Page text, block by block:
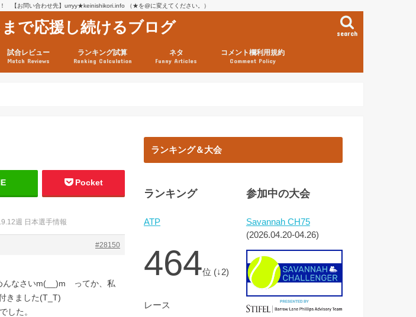
【お問い合わせ先】urryy★keinishikori.info （★を@に変えてください。）
で応援し続けるブログ search
試合レビュー
Match Reviews
ランキング試算
Ranking Calculation
ネタ
Funny Articles
コメント欄利用規約
Comment Policy
Pocket
週 日本選手情報
#28150
んなさいm(__)m ってか、私
きました(T_T)
した。
ランキング＆大会
ランキング
ATP
464位 (↓2)
レース
参加中の大会
Savannah CH75
(2026.04.20-04.26)